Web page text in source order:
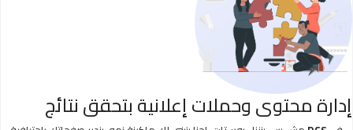
إدارة محتوى وحملات إعلانية بتحقق نتائج